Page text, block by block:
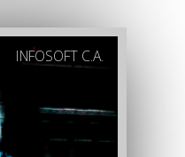
INFOSOFT C.A.